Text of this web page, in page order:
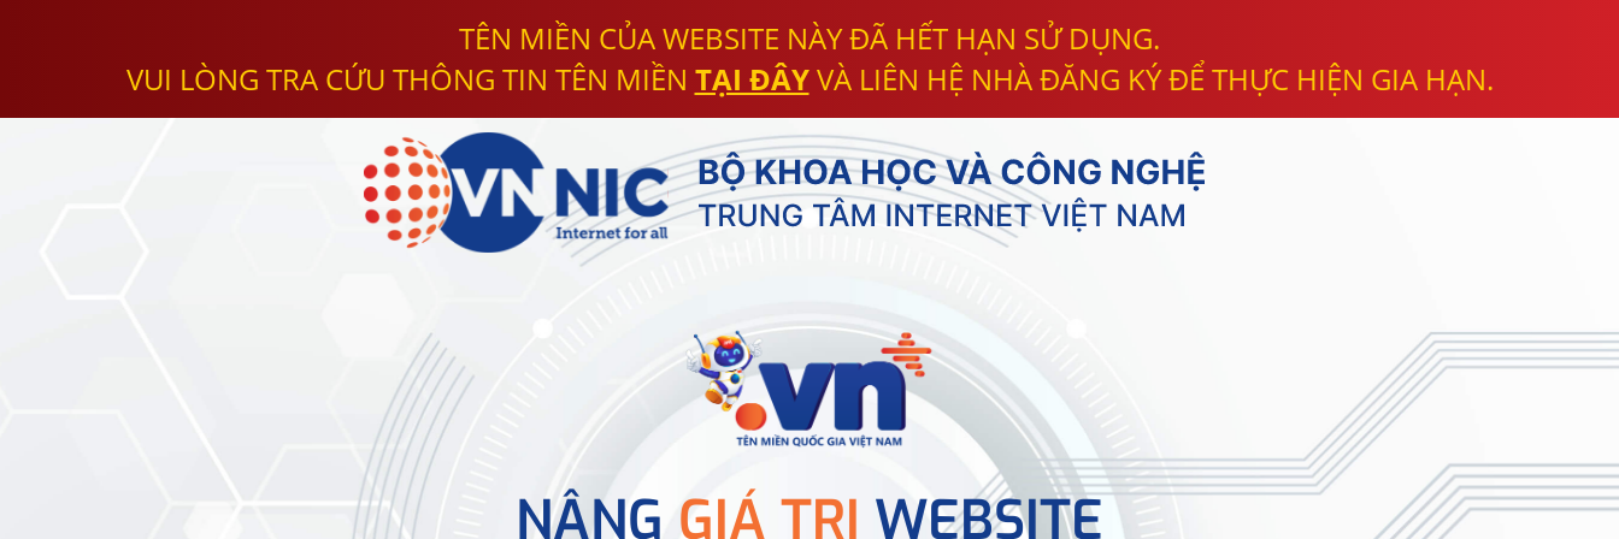
TÊN MIỀN CỦA WEBSITE NÀY ĐÃ HẾT HẠN SỬ DỤNG.
VUI LÒNG TRA CỨU THÔNG TIN TÊN MIỀN TẠI ĐÂYVÀ LIÊN HỆ NHÀ ĐĂNG KÝ ĐỂ THỰC HIỆN GIA HẠN.
NÂNG GIÁ TRỊ WEBSITE